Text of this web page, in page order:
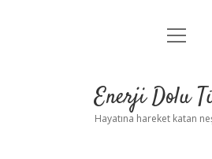
Anasayfa
Yasal Uyarı
menüyü
Enerji Dolu
Hayatına hareket katan